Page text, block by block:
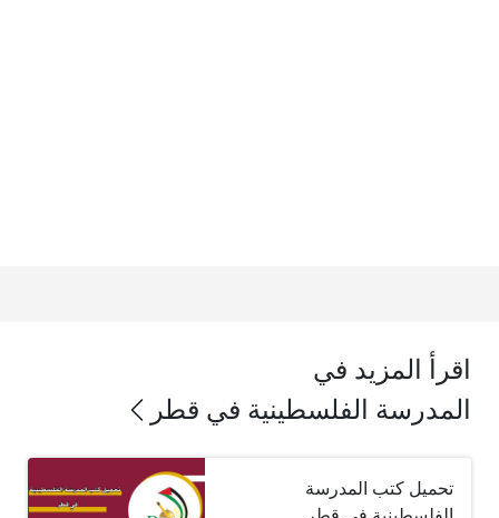
اقرأ المزيد في
المدرسة الفلسطينية في قطر
تحميل كتب المدرسة